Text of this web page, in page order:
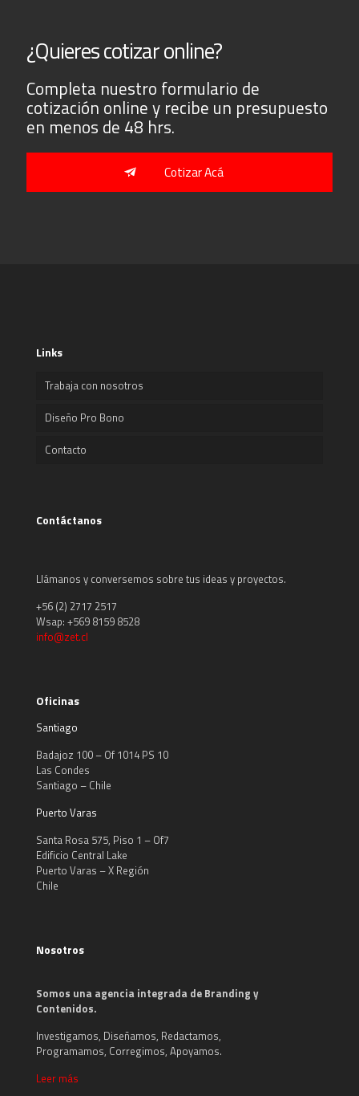
¿Quieres cotizar online?
Completa nuestro formulario de
cotización online y recibe un presupuesto
en menos de 48 hrs.
Cotizar Acá
Links
Trabaja con nosotros
Diseño Pro Bono
Contacto
Contáctanos
Llámanos y conversemos sobre tus ideas y proyectos.
+56 (2) 2717 2517
Wsap: +569 8159 8528
info@zet.cl
Oficinas
Santiago
Badajoz 100 – Of 1014 PS 10
Las Condes
Santiago – Chile
Puerto Varas
Santa Rosa 575, Piso 1 – Of7
Edificio Central Lake
Puerto Varas – X Región
Chile
Nosotros
Somos una agencia integrada de Branding y
Contenidos.
Investigamos, Diseñamos, Redactamos,
Programamos, Corregimos, Apoyamos.
Leer más